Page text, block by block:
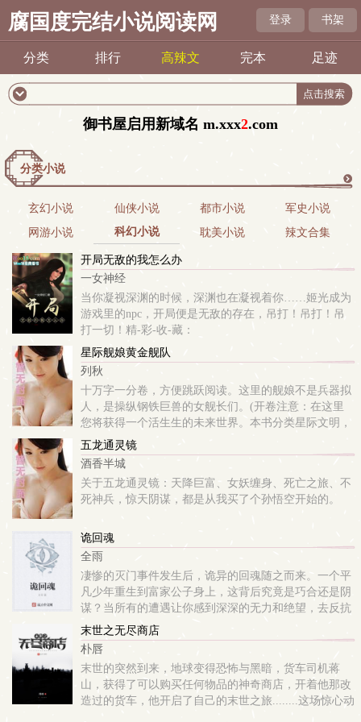
腐国度完结小说阅读网 登录 书架
分类 排行 高辣文 完本 足迹
御书屋启用新域名 m.xxx2.com
分类小说
玄幻小说 仙侠小说 都市小说
军史小说
网游小说
科幻小说 耽美小说 辣文合集
开局无敌的我怎么办
一女神经
当你凝视深渊的时候，深渊也在凝视着你……姬光成为
游戏里的npc，开局便是无敌的存在，吊打！吊打！吊
打一切！精-彩-收-藏：
星际舰娘黄金舰队
列秋
十万字一分卷，方便跳跃阅读。这里的舰娘不是兵器拟
人，是操纵钢铁巨兽的女舰长们。(开卷注意：在这里
您将获得一个活生生的未来世界。本书分类星际文明，
文明并不是单纯的一个背景设定，而是有庞大到啰嗦的
细节，菜米油盐酱醋茶，点点滴滴的细节汇聚出一个活
生生的未来。大到军政经济小到充电宝全都有自我完备
的设定，同时这些设定全部是剧情伏笔，后卷会有政治
斗法、经济营生，充电设定到第九卷依然是关键伏笔。
笔。）这是个收集舰娘、收集战舰，然后跟舰娘们日常
生活，拯救世界的故事。穿越到未来获得死亡后时间回
溯能力的他。是如何在不断死亡读档重来的过程之中，
建立出属于自己的星际舰队。海棠屋（haitangwu.com）
提供星际舰娘黄金舰队最新章节全文免费阅读！。
五龙通灵镜
酒香半城
关于五龙通灵镜：天降巨富、女妖缠身、死亡之旅、不
死神兵，惊天阴谋，都是从我买了个孙悟空开始的。
诡回魂
全雨
凄惨的灭门事件发生后，诡异的回魂随之而来。一个平
凡少年重生到富家公子身上，这背后究竟是巧合还是阴
谋？当所有的遭遇让你感到深深的无力和绝望，去反抗
命运还是随波逐流？
末世之无尽商店
朴唇
末世的突然到来，地球变得恐怖与黑暗，货车司机蒋
山，获得了可以购买任何物品的神奇商店，开着他那改
造过的货车，他开启了自己的末世之旅........这场惊心动